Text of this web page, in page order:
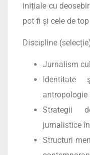
inițiale cu
pot fi și cele de
Discipline
Jurnalism
Identitate
antropologie
Strategii
jurnalistice
Structuri